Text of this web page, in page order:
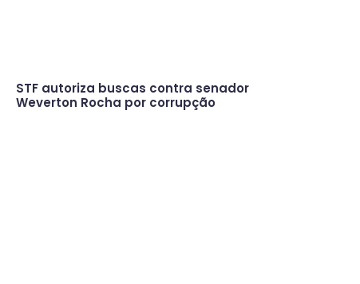
STF autoriza buscas contra senador
Weverton Rocha por corrupção